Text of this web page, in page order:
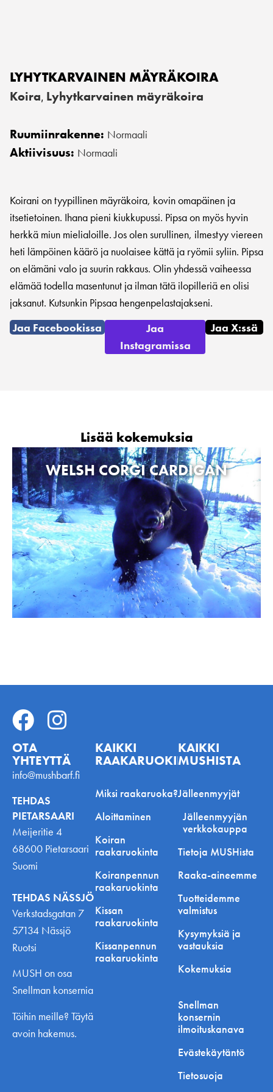
LYHYTKARVAINEN MÄYRÄKOIRA
Koira, Lyhytkarvainen mäyräkoira
Ruumiinrakenne: Normaali
Aktiivisuus: Normaali
Koirani on tyypillinen mäyräkoira, kovin omapäinen ja
itsetietoinen. Ihana pieni kiukkupussi. Pipsa on myös hyvin
herkkä miun mielialoille. Jos olen surullinen, ilmestyy viereen
heti lämpöinen käärö ja nuolaisee kättä ja ryömii syliin. Pipsa
on elämäni valo ja suurin rakkaus. Olin yhdessä vaiheessa
elämää todella masentunut ja ilman tätä ilopilleriä en olisi
jaksanut. Kutsunkin Pipsaa hengenpelastajakseni.
Jaa Facebookissa
Jaa
Instagramissa
Jaa X:ssä
Lisää kokemuksia
WELSH CORGI CARDIGAN
OTA
YHTEYTTÄ
info@mushbarf.fi
TEHDAS
PIETARSAARI
Meijeritie 4
68600 Pietarsaari
Suomi
TEHDAS NÄSSJÖ
Verkstadsgatan 7
57134 Nässjö
Ruotsi
MUSH on osa
Snellman konsernia
Töihin meille? Täytä
avoin hakemus.
KAIKKI
RAAKARUOKINNASTA
Miksi raakaruoka?
Aloittaminen
Koiran
raakaruokinta
Koiranpennun
raakaruokinta
Kissan
raakaruokinta
Kissanpennun
raakaruokinta
KAIKKI
MUSHISTA
Jälleenmyyjät
Jälleenmyyjän
verkkokauppa
Tietoja MUSHista
Raaka-aineemme
Tuotteidemme
valmistus
Kysymyksiä ja
vastauksia
Kokemuksia
Snellman
konsernin
ilmoituskanava
Evästekäytäntö
Tietosuoja